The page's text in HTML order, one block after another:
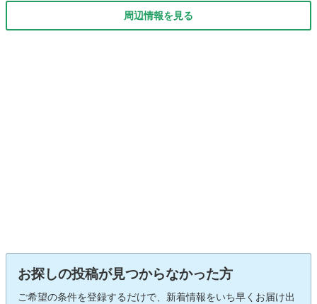
周辺情報を見る
お探しの投稿が見つからなかった方
ご希望の条件を登録するだけで、新着情報をいち早くお届け出